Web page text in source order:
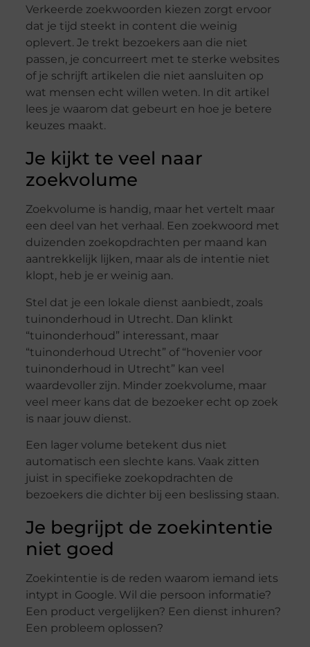
Verkeerde zoekwoorden kiezen zorgt ervoor
dat je tijd steekt in content die weinig
oplevert. Je trekt bezoekers aan die niet
passen, je concurreert met te sterke websites
of je schrijft artikelen die niet aansluiten op
wat mensen echt willen weten. In dit artikel
lees je waarom dat gebeurt en hoe je betere
keuzes maakt.
Je kijkt te veel naar
zoekvolume
Zoekvolume is handig, maar het vertelt maar
een deel van het verhaal. Een zoekwoord met
duizenden zoekopdrachten per maand kan
aantrekkelijk lijken, maar als de intentie niet
klopt, heb je er weinig aan.
Stel dat je een lokale dienst aanbiedt, zoals
tuinonderhoud in Utrecht. Dan klinkt
“tuinonderhoud” interessant, maar
“tuinonderhoud Utrecht” of “hovenier voor
tuinonderhoud in Utrecht” kan veel
waardevoller zijn. Minder zoekvolume, maar
veel meer kans dat de bezoeker echt op zoek
is naar jouw dienst.
Een lager volume betekent dus niet
automatisch een slechte kans. Vaak zitten
juist in specifieke zoekopdrachten de
bezoekers die dichter bij een beslissing staan.
Je begrijpt de zoekintentie
niet goed
Zoekintentie is de reden waarom iemand iets
intypt in Google. Wil die persoon informatie?
Een product vergelijken? Een dienst inhuren?
Een probleem oplossen?